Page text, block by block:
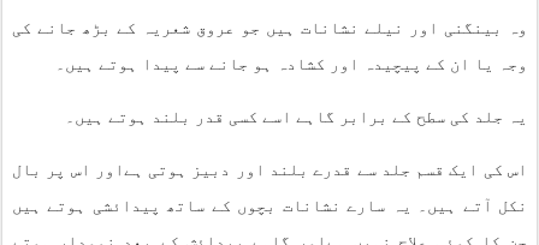
وہ بینگنی اور نیلے نشانات ہیں جو عروق شعریہ کے بڑھ جانے کی
وجہ یا ان کے پیچیدہ اور کشادہ ہو جانے سے پیدا ہوتے ہیں۔
یہ جلد کی سطح کے برابر گاہے اسے کسی قدر بلند ہوتے ہیں۔
اس کی ایک قسم جلد سے قدرے بلند اور دبیز ہوتی ہےاور اس پر بال
نکل آتے ہیں۔ یہ سارے نشانات بچوں کے ساتھ پیدائشی ہوتے ہیں
جن کا کوئی علاج نہیں ہےاور گاہے پیدائش کے بعد نمودار ہوتے